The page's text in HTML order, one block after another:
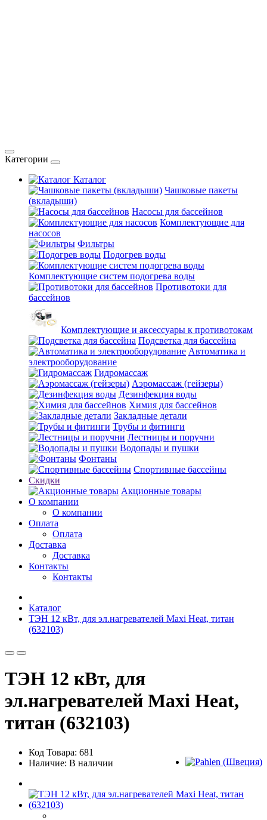
Категории
Каталог
Чашковые пакеты
(вкладыши)
Насосы для бассейнов
Комплектующие для
насосов
Фильтры
Подогрев воды
Комплектующие систем подогрева воды
Противотоки для
бассейнов
Комплектующие и аксессуары к противотокам
Подсветка для бассейна
Автоматика и
электрооборудование
Гидромассаж
Аэромассаж (гейзеры)
Дезинфекция воды
Химия для бассейнов
Закладные детали
Трубы и фитинги
Лестницы и поручни
Водопады и пушки
Фонтаны
Спортивные бассейны
Скидки
Акционные товары
О компании
О компании
Оплата
Оплата
Доставка
Доставка
Контакты
Контакты
Каталог
ТЭН 12 кВт, для эл.нагревателей Maxi Heat, титан
(632103)
ТЭН 12 кВт, для
эл.нагревателей Maxi Heat,
титан (632103)
Код Товара: 681
Наличие: В наличии